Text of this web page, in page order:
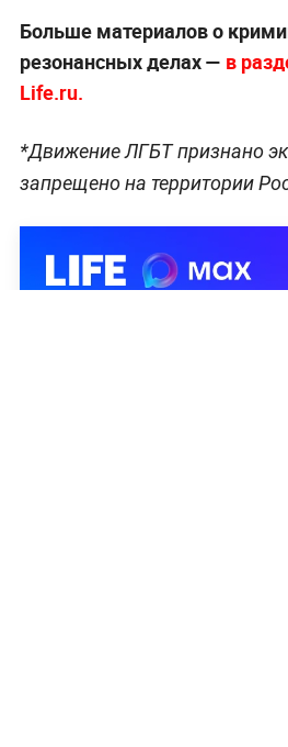
Больше материалов о
резонансных делах — в
Life.ru.
*Движение ЛГБТ признано
запрещено на территории